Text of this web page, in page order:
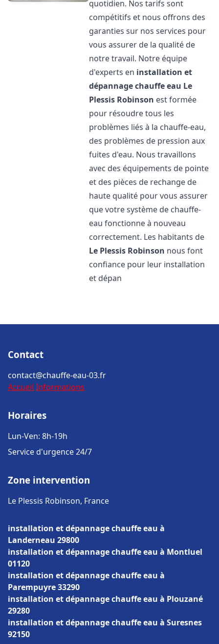
quotidien. Nos tarifs sont
compétitifs et nous offrons des
garanties sur nos services pour
vous assurer de la qualité de
notre travail. Notre équipe
d'experts en installation et
dépannage chauffe eau Le
Plessis Robinson est formée
pour résoudre tous les
problèmes liés à la chauffe-eau,
des problèmes de pression aux
fuites d'eau. Nous travaillons
avec des équipements de pointe
et des pièces de rechange de
haute qualité pour vous assurer
que votre système de chauffe-
eau fonctionne à nouveau
correctement. Les habitants de
Le Plessis Robinson nous font
confiance pour leur installation
et dépan
Contact
contact@chauffe-eau-03.fr
Accueil Informations
Horaires
Lun-Ven: 8h-19h
Service d'urgence 24/7
Zone intervention
Le Plessis Robinson, France
installation et dépannage chauffe eau à
Landerneau 29800
installation et dépannage chauffe eau à Montluel
01120
installation et dépannage chauffe eau à
Parempuyre 33290
installation et dépannage chauffe eau à Plouzané
29280
installation et dépannage chauffe eau à Suresnes
92150